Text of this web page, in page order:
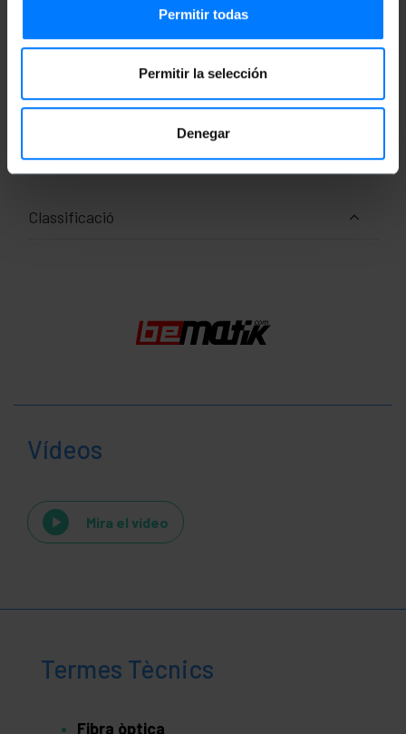
Permitir todas
Permitir la selección
Denegar
Mides i pesos
Mides del producte (ample x profunditat x
alçada): 18.0 x 18.0 x 2.0 cm
Nombre de paquets: 1
Mides del paquet: 18.0 x 18.0 x 2.0 cm
Classificació
Vídeos
Mira el vídeo
Termes Tècnics
Fibra òptica